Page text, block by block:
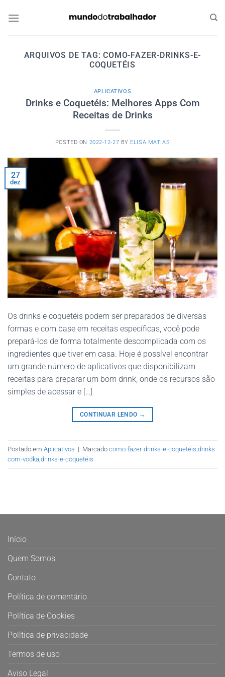
ARQUIVOS DE TAG:COMO-FAZER-DRINKS-E-
COQUETÉIS
APLICATIVOS
Drinks e Coquetéis: Melhores Apps Com
Receitas de Drinks
POSTED ON 2022-12-27 BY ELISA MATIAS
27
dez
Os drinks e coquetéis podem ser preparados de diversas
formas e com base em receitas específicas, você pode
prepará-los de forma totalmente descomplicada com os
ingredientes que tiver em casa. Hoje é possível encontrar
um grande número de aplicativos que disponibilizam
receitas para preparar um bom drink, onde os recursos são
simples de acessar e […]
CONTINUAR LENDO →
Postado em Aplicativos | Marcado como-fazer-drinks-e-coquetéis drinks-
com-vodka drinks-e-coquetéis
Início
Quem Somos
Contato
Política de comentário
Política de Cookies
Política de privacidade
Termos de uso
Aviso Legal